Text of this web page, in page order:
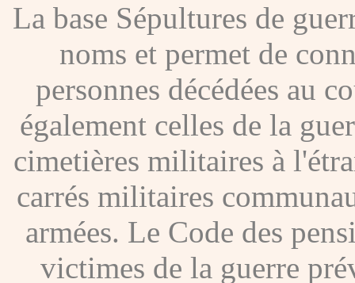
La base Sépultures de
noms et permet de
personnes décédées au
également celles de la
cimetières militaires à
carrés militaires
armées. Le Code des
victimes de la guerre